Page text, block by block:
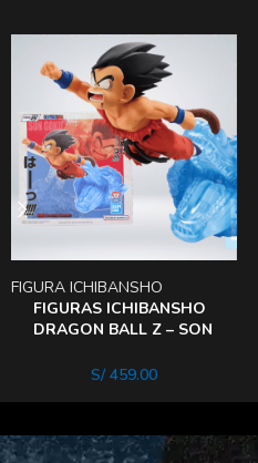
FIGURAS ICHIBANSHO
DRAGON BALL Z – SON
FIGURA ICHIBANSHO
S/459.00